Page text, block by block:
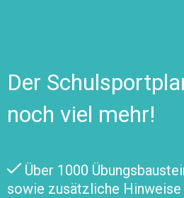
Der
noch viel mehr!
Über 1000
sowie zusätzliche